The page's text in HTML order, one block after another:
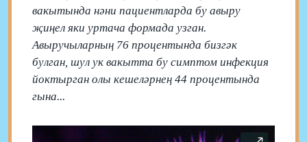
вакытында нәни пациентларда бу авыру
җиңел яки уртача формада узган.
Авыручыларның 76 процентында бизгәк
булган, шул ук вакытта бу симптом инфекция
йоктырган олы кешеләрнең 44 процентында
гына...